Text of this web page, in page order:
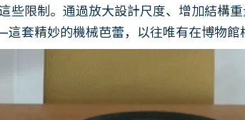
些限制。通過放大設計尺度、增加結構
套精妙的機械芭蕾，以往唯有在博物館